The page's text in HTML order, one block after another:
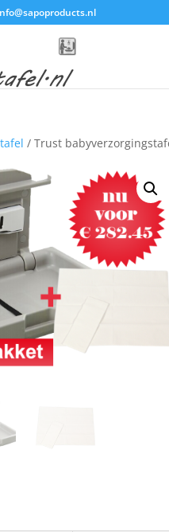
/ Trust